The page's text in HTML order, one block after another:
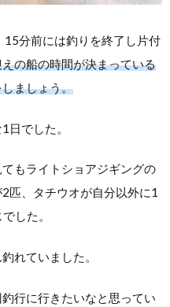
分前には釣りを終了し片付
の船の時間が決まっている
ましょう。
日でした。
もライトショアジギングの
匹、タチウオが自分以外に1
した。
れていました。
行に行きたいなと思ってい